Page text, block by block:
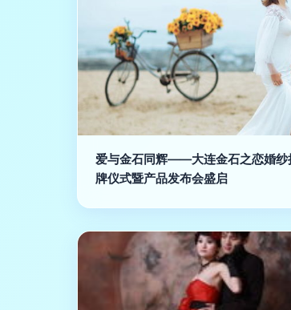
爱与金石同辉——大连金石之恋婚纱
牌仪式暨产品发布会盛启